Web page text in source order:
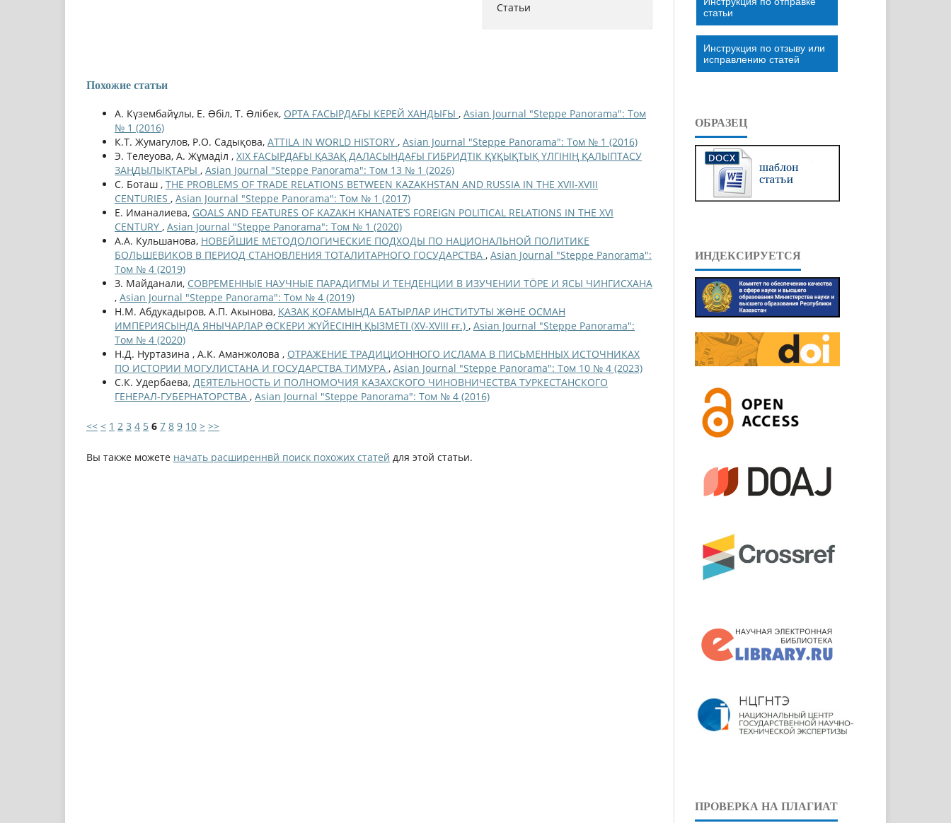
Статьи
Похожие статьи
А. Күзембайұлы, Е. Əбіл, Т. Əлібек, ОРТА ҒАСЫРДАҒЫ КЕРЕЙ ХАНДЫҒЫ , Asian Journal "Steppe Panorama": Том
№ 1 (2016)
К.Т. Жумагулов, Р.О. Садықова, ATTILA IN WORLD HISTORY , Asian Journal "Steppe Panorama": Том № 1 (2016)
Э. Телеуова, А. Жұмаділ , XIX ҒАСЫРДАҒЫ ҚАЗАҚ ДАЛАСЫНДАҒЫ ГИБРИДТІК ҚҰҚЫҚТЫҚ ҮЛГІНІҢ ҚАЛЫПТАСУ
ЗАҢДЫЛЫҚТАРЫ , Asian Journal "Steppe Panorama": Том 13 № 1 (2026)
С. Боташ , THE PROBLEMS OF TRADE RELATIONS BETWEEN KAZAKHSTAN AND RUSSIA IN THE XVII-XVIII
CENTURIES , Asian Journal "Steppe Panorama": Том № 1 (2017)
Е. Иманалиева, GOALS AND FEATURES OF KAZAKH KHANATE’S FOREIGN POLITICAL RELATIONS IN THE XVI
CENTURY , Asian Journal "Steppe Panorama": Том № 1 (2020)
А.А. Кульшанова, НОВЕЙШИЕ МЕТОДОЛОГИЧЕСКИЕ ПОДХОДЫ ПО НАЦИОНАЛЬНОЙ ПОЛИТИКЕ
БОЛЬШЕВИКОВ В ПЕРИОД СТАНОВЛЕНИЯ ТОТАЛИТАРНОГО ГОСУДАРСТВА , Asian Journal "Steppe Panorama":
Том № 4 (2019)
З. Майданали, СОВРЕМЕННЫЕ НАУЧНЫЕ ПАРАДИГМЫ И ТЕНДЕНЦИИ В ИЗУЧЕНИИ ТÖРЕ И ЯСЫ ЧИНГИСХАНА
, Asian Journal "Steppe Panorama": Том № 4 (2019)
Н.М. Абдукадыров, А.П. Акынова, ҚАЗАҚ ҚОҒАМЫНДА БАТЫРЛАР ИНСТИТУТЫ ЖƏНЕ ОСМАН
ИМПЕРИЯСЫНДА ЯНЫЧАРЛАР ƏСКЕРИ ЖҮЙЕСІНІҢ ҚЫЗМЕТІ (XV-XVIII ғғ.) , Asian Journal "Steppe Panorama":
Том № 4 (2020)
Н.Д. Нуртазина , А.К. Аманжолова , ОТРАЖЕНИЕ ТРАДИЦИОННОГО ИСЛАМА В ПИСЬМЕННЫХ ИСТОЧНИКАХ
ПО ИСТОРИИ МОГУЛИСТАНА И ГОСУДАРСТВА ТИМУРА , Asian Journal "Steppe Panorama": Том 10 № 4 (2023)
С.К. Удербаева, ДЕЯТЕЛЬНОСТЬ И ПОЛНОМОЧИЯ КАЗАХСКОГО ЧИНОВНИЧЕСТВА ТУРКЕСТАНСКОГО
ГЕНЕРАЛ-ГУБЕРНАТОРСТВА , Asian Journal "Steppe Panorama": Том № 4 (2016)
<< < 1 2 3 4 5 6 7 8 9 10 > >>
Вы также можете начать расширеннвй поиск похожих статей для этой статьи.
статьи
Инструкция по отзыву или
исправлению статей
ОБРАЗЕЦ
ИНДЕКСИРУЕТСЯ
ПРОВЕРКА НА ПЛАГИАТ